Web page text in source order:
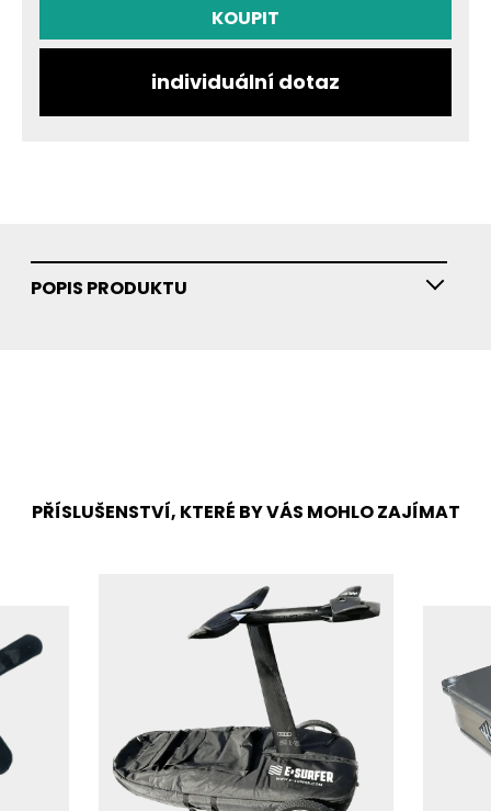
–
upgrade
KOUPIT
individuální dotaz
POPIS PRODUKTU
PŘÍSLUŠENSTVÍ, KTERÉ BY VÁS MOHLO ZAJÍMAT